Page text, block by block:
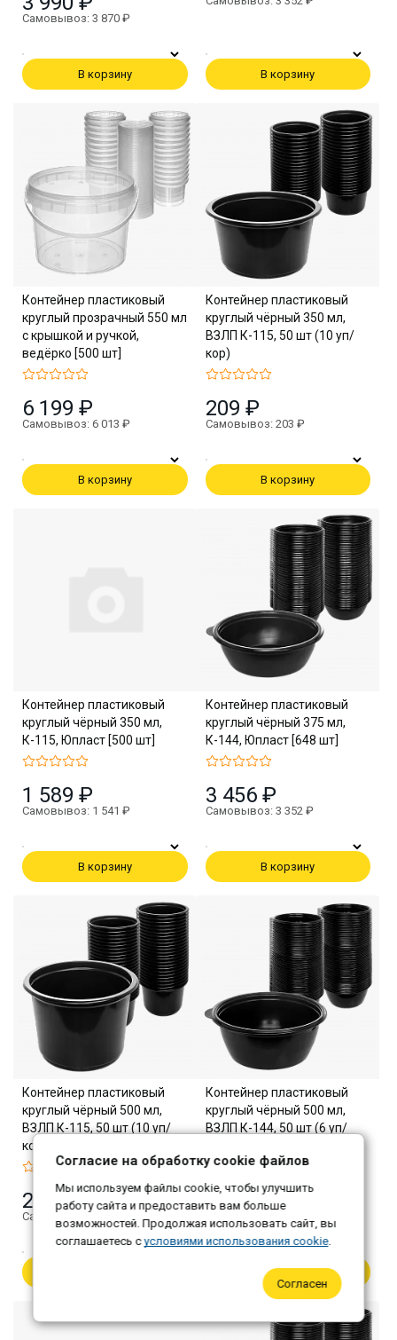
Самовывоз: 3 870 ₽
В корзину В корзину
Контейнер пластиковый
круглый прозрачный 550 мл
с крышкой и ручкой,
ведёрко [500 шт]
6 199 ₽
Самовывоз: 6 013 ₽
В корзину
Контейнер пластиковый
круглый чёрный 350 мл,
ВЗЛП К-115, 50 шт (10 уп/
кор)
209 ₽
Самовывоз: 203 ₽
В корзину
Контейнер пластиковый
круглый чёрный 350 мл,
К-115, Юпласт [500 шт]
1 589 ₽
Самовывоз: 1 541 ₽
В корзину
Контейнер пластиковый
круглый чёрный 375 мл,
К-144, Юпласт [648 шт]
3 456 ₽
Самовывоз: 3 352 ₽
В корзину
Контейнер пластиковый
круглый чёрный 500 мл,
ВЗЛП К-115, 50 шт (10 уп/
кор)
225 ₽
Самовывоз: 218 ₽
Контейнер пластиковый
круглый чёрный 500 мл,
ВЗЛП К-144, 50 шт (6 уп/
391 ₽
В корзину
Согласие на обработку cookie файлов
Мы используем файлы cookie, чтобы улучшить
работу сайта и предоставить вам больше
возможностей. Продолжая использовать сайт, вы
соглашаетесь сусловиями использования cookie.
Согласен